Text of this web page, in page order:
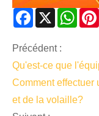
Facebook
X
Précédent :
Qu'est-ce que
Comment effectuer
et de la volaille?